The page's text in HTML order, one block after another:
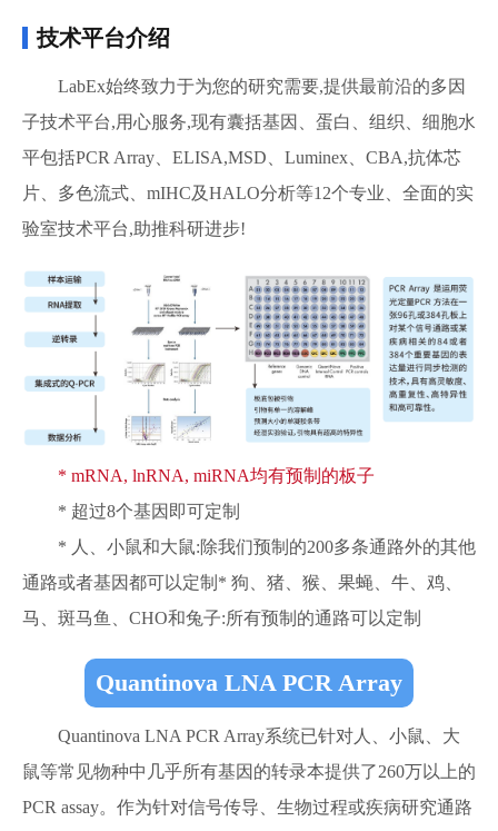
TCF7L1
TCF7L2 TGFBR1
技术平台介绍
LabEx始终致力于为您的研究需要,提供最前沿的多因
子技术平台,用心服务,现有囊括基因、蛋白、组织、细胞水
平包括PCR Array、ELISA,MSD、Luminex、CBA,抗体芯
片、多色流式、mIHC及HALO分析等12个专业、全面的实
验室技术平台,助推科研进步!
* mRNA, lnRNA, miRNA均有预制的板子
* 超过8个基因即可定制
* 人、小鼠和大鼠:除我们预制的200多条通路外的其他
通路或者基因都可以定制* 狗、猪、猴、果蝇、牛、鸡、
马、斑马鱼、CHO和兔子:所有预制的通路可以定制
Quantinova LNA PCR Array
Quantinova LNA PCR Array系统已针对人、小鼠、大
鼠等常见物种中几乎所有基因的转录本提供了260万以上的
PCR assay。作为针对信号传导、生物过程或疾病研究通路